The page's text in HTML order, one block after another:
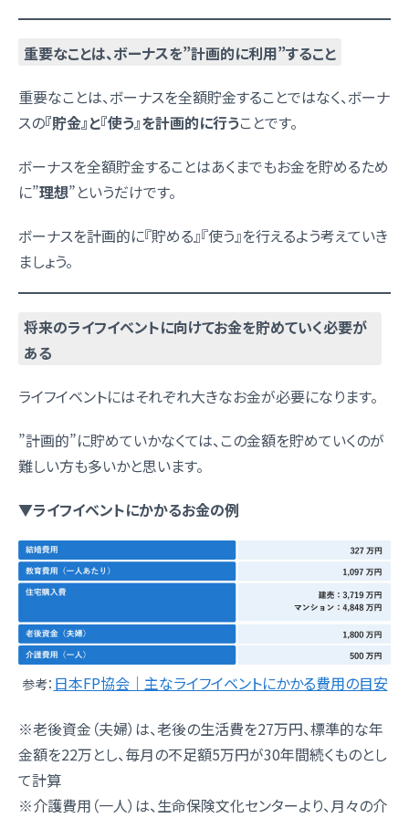
重要なことは、ボーナスを”計画的に利用”すること
重要なことは、ボーナスを全額貯金することではなく、ボーナ
スの『貯金』と『使う』を計画的に行うことです。
ボーナスを全額貯金することはあくまでもお金を貯めるため
に”理想”というだけです。
ボーナスを計画的に『貯める』『使う』を行えるよう考えていき
ましょう。
将来のライフイベントに向けてお金を貯めていく必要が
ある
ライフイベントにはそれぞれ大きなお金が必要になります。
”計画的”に貯めていかなくては、この金額を貯めていくのが
難しい方も多いかと思います。
▼ライフイベントにかかるお金の例
参考： 日本FP協会｜主なライフイベントにかかる費用の目安
※老後資金（夫婦）は、老後の生活費を27万円、標準的な年
金額を22万とし、毎月の不足額5万円が30年間続くものとし
て計算
※介護費用（一人）は、生命保険文化センターより、月々の介